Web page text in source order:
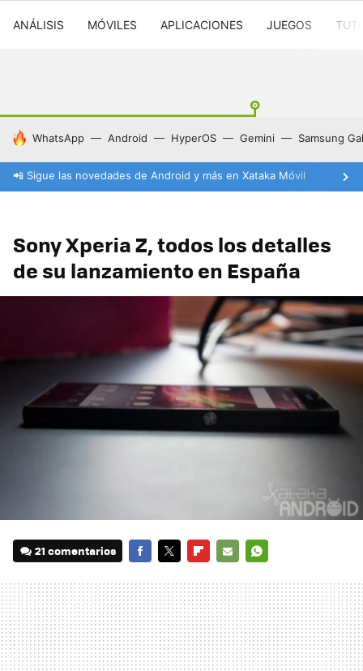
ANÁLISIS MÓVILES APLICACIONES JUEGOS
HOY SE HABLA DE
WhatsApp Android HyperOS Gemini Samsung
📲 Sigue las novedades de Android y más en Xataka Móvil
Sony Xperia Z, todos los detalles
de su lanzamiento en España
21 comentarios
MAIL